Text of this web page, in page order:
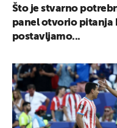
Što je stvarno
panel otvorio pitanja
postavljamo...